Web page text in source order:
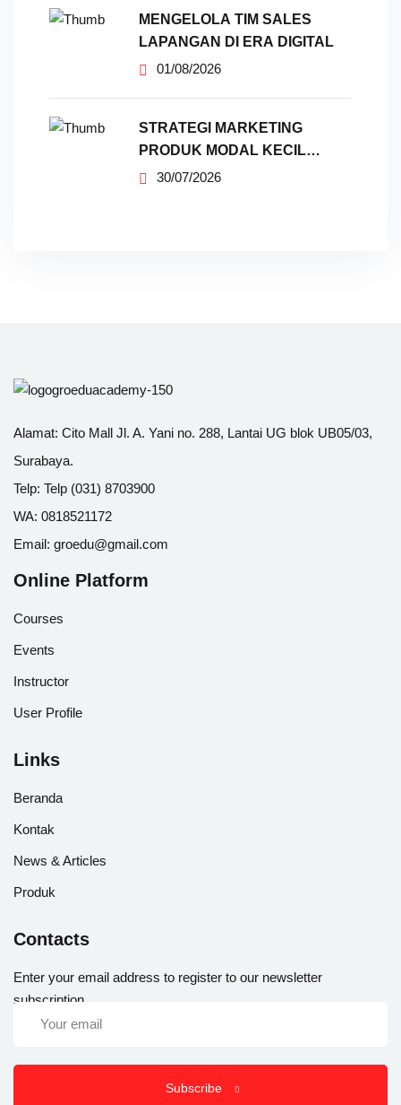
MENGELOLA TIM SALES
LAPANGAN DI ERA DIGITAL
01/08/2026
STRATEGI MARKETING
PRODUK MODAL KECIL
TANPA IKLAN
30/07/2026
Alamat: Cito Mall Jl. A. Yani no. 288, Lantai UG blok UB05/03,
Surabaya.
Telp: Telp (031) 8703900
WA: 0818521172
Email: groedu@gmail.com
Online Platform
Courses
Events
Instructor
User Profile
Links
Beranda
Kontak
News & Articles
Produk
Contacts
Enter your email address to register to our newsletter
subscription
Subscribe